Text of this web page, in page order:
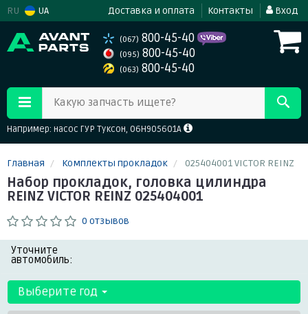
RU UA Доставка и оплата Контакты Вход
(067) 800-45-40
(095) 800-45-40
(063) 800-45-40
Какую запчасть ищете?
Например: насос ГУР Туксон, 06H905601A
Главная Комплекты прокладок 025404001 VICTOR REINZ
Набор прокладок, головка цилиндра
REINZ VICTOR REINZ 025404001
0 отзывов
Уточните
автомобиль:
Выберите год